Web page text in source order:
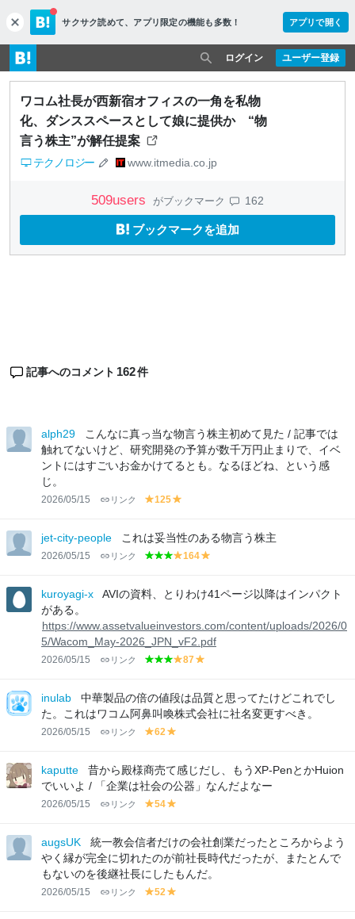
c
l
o
s
e
サクサク読めて、 アプリ限定の機能も多数！ アプリで開く
ユーザー登録
ログイン
ワコム社長が西新宿オフィスの一角を私物
化、ダンススペースとして娘に提供か “物
言う株主”が解任提案
テクノロジー www.itmedia.co.jp
509users がブックマーク 162
ブックマークを追加
記事へのコメント 162件
alph29
こんなに真っ当な物言う株主初めて見た / 記事では
触れてないけど、研究開発の予算が数千万円止まりで、イベ
ントにはすごいお金かけてるとも。なるほどね、という感
じ。
2026/05/15 リンク
y
lo
w
125
lo
w
jet-city-people これは妥当性のある物言う株主
2026/05/15 リンク
g
e
n
g
n
g
e
n
y
lo
164
lo
kuroyagi-x
AVIの資料、とりわけ41ページ以降はインパクト
がある。
https://www.assetvalueinvestors.com/content/uploads/2026/0
5/Wacom_May-2026_JPN_vF2.pdf
2026/05/15 リンク
g
e
e
n
g
e
e
n
g
e
e
n
y
lo
w
87
lo
w
inulab
中華製品の倍の値段は品質と思ってたけどこれでし
た。これはワコム阿鼻叫喚株式会社に社名変更すべき。
2026/05/15 リンク
y
lo
w
62
lo
w
kaputte
昔から殿様商売て感じだし、もうXP-PenとかHuion
でいいよ / 「企業は社会の公器」なんだよなー
2026/05/15 リンク
y
lo
w
54
lo
w
augsUK
統一教会信者だけの会社創業だったところからよう
やく縁が完全に切れたのが前社長時代だったが、またとんで
もないのを後継社長にしたもんだ。
2026/05/15 リンク
y
52